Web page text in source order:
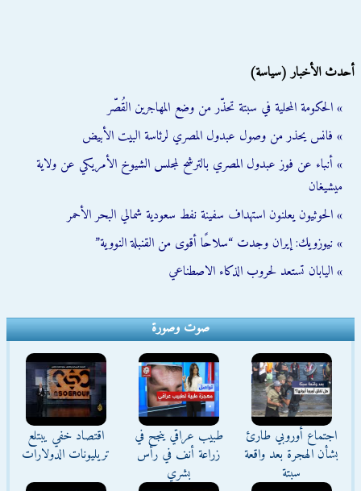
أحدث الأخبار (سياسة)
» الحكومة المحلية في سبتة تحذّر من وضع المهاجرين القُصّر
» فانس يحذر من وصول عبدول المصري لرئاسة البيت الأبيض
» أنباء عن فوز عبدول المصري بالترشح لمجلس الشيوخ الأمريكي عن ولاية
ميشيغان
» الحوثيون يعلنون استهداف سفينة نفط سعودية شمالي البحر الأحمر
» نيوزويك: إيران وجدت “سلاحًا أقوى من القنبلة النووية”
» اليابان تستعد لحروب الذكاء الاصطناعي
صوت وصورة
اجتماع أوروبي طارئ
بشأن الهجرة بعد واقعة
سبتة
طبيب عراقي ينجح في
زراعة أنف في رأس
بشري
اقتصاد خفي يبتلع
تريليونات الدولارات